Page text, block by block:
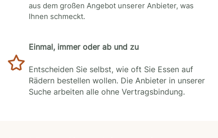
aus dem großen Angebot unserer Anbieter, was
Ihnen schmeckt.
Einmal, immer oder ab und zu
Entscheiden Sie selbst, wie oft Sie Essen auf
Rädern bestellen wollen. Die Anbieter in unserer
Suche arbeiten alle ohne Vertragsbindung.